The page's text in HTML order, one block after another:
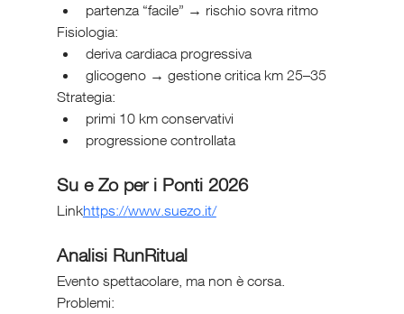
partenza “facile” → rischio sovra ritmo
Fisiologia:
deriva cardiaca progressiva
glicogeno → gestione critica km 25–35
Strategia:
primi 10 km conservativi
progressione controllata
Su e Zo per i Ponti 2026
Linkhttps://www.suezo.it/
Analisi RunRitual
Evento spettacolare, ma non è corsa.
Problemi: